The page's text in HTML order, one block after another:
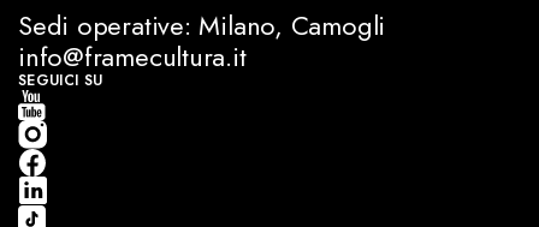
Sedi operative: Milano, Camogli
info@framecultura.it
SEGUICI SU